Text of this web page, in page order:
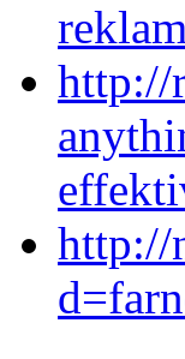
http://
http://